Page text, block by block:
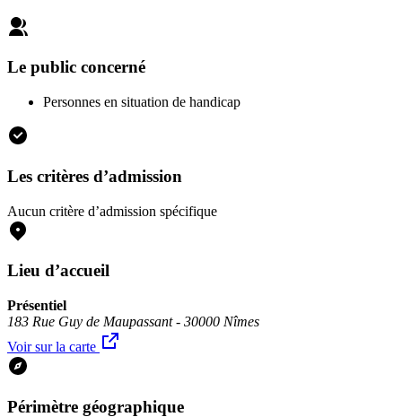
Le public concerné
Personnes en situation de handicap
Les critères d’admission
Aucun critère d’admission spécifique
Lieu d’accueil
Présentiel
183 Rue Guy de Maupassant - 30000 Nîmes
Voir sur la carte
Périmètre géographique